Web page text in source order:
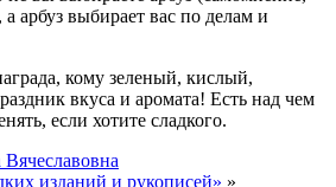
арбуз выбирает вас по делам и
кому зеленый, кислый,
вкуса и аромата! Есть над чем
если хотите сладкого.
изданий и рукописей» »